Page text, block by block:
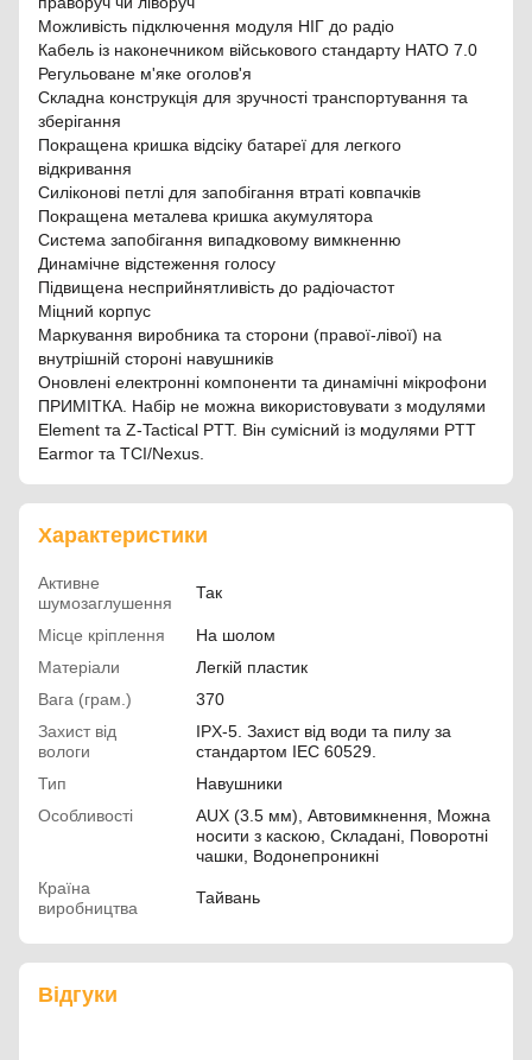
Можливість підключення модуля НІГ до радіо
Кабель із наконечником військового стандарту НАТО 7.0
Регульоване м'яке оголов'я
Складна конструкція для зручності транспортування та
зберігання
Покращена кришка відсіку батареї для легкого
відкривання
Силіконові петлі для запобігання втраті ковпачків
Покращена металева кришка акумулятора
Система запобігання випадковому вимкненню
Динамічне відстеження голосу
Підвищена несприйнятливість до радіочастот
Міцний корпус
Маркування виробника та сторони (правої-лівої) на
внутрішній стороні навушників
Оновлені електронні компоненти та динамічні мікрофони
ПРИМІТКА. Набір не можна використовувати з модулями
Element та Z-Tactical PTT. Він сумісний із модулями PTT
Earmor та TCI/Nexus.
Характеристики
Активне
шумозаглушення
Так
Місце кріплення
На шолом
Матеріали
Легкій пластик
Вага (грам.)
370
Захист від
вологи
IPX-5. Захист від води та пилу за
стандартом IEC 60529.
Тип
Навушники
Особливості
AUX (3.5 мм), Автовимкнення, Можна
носити з каскою, Складані, Поворотні
чашки, Водонепроникні
Країна
виробництва
Тайвань
Відгуки